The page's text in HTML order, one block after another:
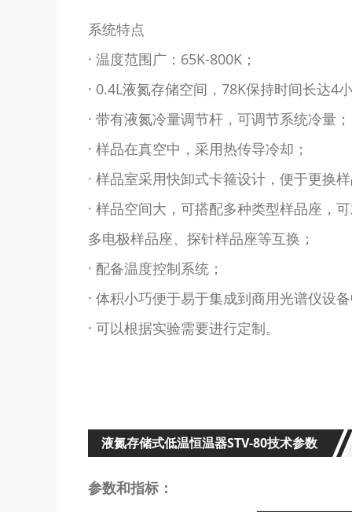
系统特点
· 温度范围广：65K-800K；
· 0.4L液氮存储空间，78K保持时间长达4
· 带有液氮冷量调节杆，可调节系统冷量；
· 样品在真空中，采用热传导冷却；
· 样品室采用快卸式卡箍设计，便于更换
· 样品空间大，可搭配多种类型样品座，
多电极样品座、探针样品座等互换；
· 配备温度控制系统；
· 体积小巧便于易于集成到商用光谱仪设
· 可以根据实验需要进行定制。
液氮存储式低温恒温器STV-80技术参数
参数和指标：